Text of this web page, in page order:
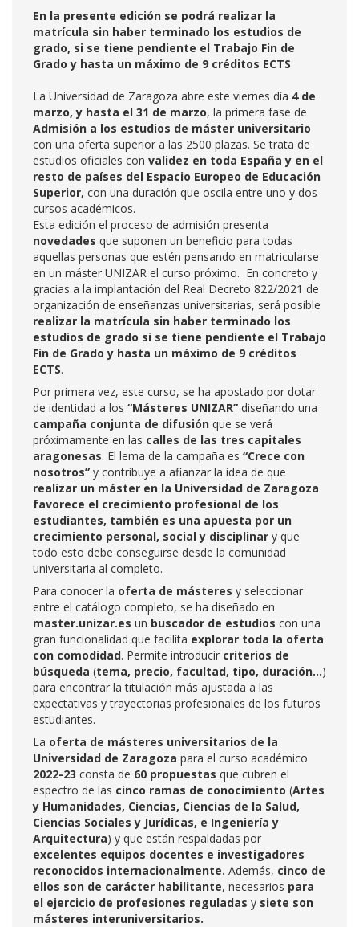
En la presente edición se podrá realizar la
matrícula sin haber terminado los estudios de
grado, si se tiene pendiente el Trabajo Fin de
Grado y hasta un máximo de 9 créditos ECTS
La Universidad de Zaragoza abre este viernes día 4 de
marzo, y hasta el 31 de marzo, la primera fase de
Admisión a los estudios de máster universitario
con una oferta superior a las 2500 plazas. Se trata de
estudios oficiales con validez en toda España y en el
resto de países del Espacio Europeo de Educación
Superior, con una duración que oscila entre uno y dos
cursos académicos.
Esta edición el proceso de admisión presenta
novedades que suponen un beneficio para todas
aquellas personas que estén pensando en matricularse
en un máster UNIZAR el curso próximo. En concreto y
gracias a la implantación del Real Decreto 822/2021 de
organización de enseñanzas universitarias, será posible
realizar la matrícula sin haber terminado los
estudios de grado si se tiene pendiente el Trabajo
Fin de Grado y hasta un máximo de 9 créditos
ECTS.
Por primera vez, este curso, se ha apostado por dotar
de identidad a los “Másteres UNIZAR” diseñando una
campaña conjunta de difusión que se verá
próximamente en las calles de las tres capitales
aragonesas. El lema de la campaña es “Crece con
nosotros” y contribuye a afianzar la idea de que
realizar un máster en la Universidad de Zaragoza
favorece el crecimiento profesional de los
estudiantes, también es una apuesta por un
crecimiento personal, social y disciplinar y que
todo esto debe conseguirse desde la comunidad
universitaria al completo.
Para conocer la oferta de másteres y seleccionar
entre el catálogo completo, se ha diseñado en
master.unizar.es un buscador de estudios con una
gran funcionalidad que facilita explorar toda la oferta
con comodidad. Permite introducir criterios de
búsqueda (tema, precio, facultad, tipo, duración…)
para encontrar la titulación más ajustada a las
expectativas y trayectorias profesionales de los futuros
estudiantes.
La oferta de másteres universitarios de la
Universidad de Zaragoza para el curso académico
2022-23 consta de 60 propuestas que cubren el
espectro de las cinco ramas de conocimiento (Artes
y Humanidades, Ciencias, Ciencias de la Salud,
Ciencias Sociales y Jurídicas, e Ingeniería y
Arquitectura) y que están respaldadas por
excelentes equipos docentes e investigadores
reconocidos internacionalmente. Además, cinco de
ellos son de carácter habilitante, necesarios para
el ejercicio de profesiones reguladas y siete son
másteres interuniversitarios.